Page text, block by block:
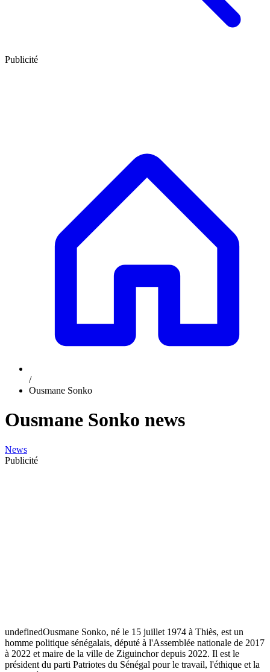
Publicité
/
Ousmane Sonko
Ousmane Sonko news
News
Publicité
undefinedOusmane Sonko, né le 15 juillet 1974 à Thiès, est un
homme politique sénégalais, député à l'Assemblée nationale de 2017
à 2022 et maire de la ville de Ziguinchor depuis 2022. Il est le
président du parti Patriotes du Sénégal pour le travail, l'éthique et la